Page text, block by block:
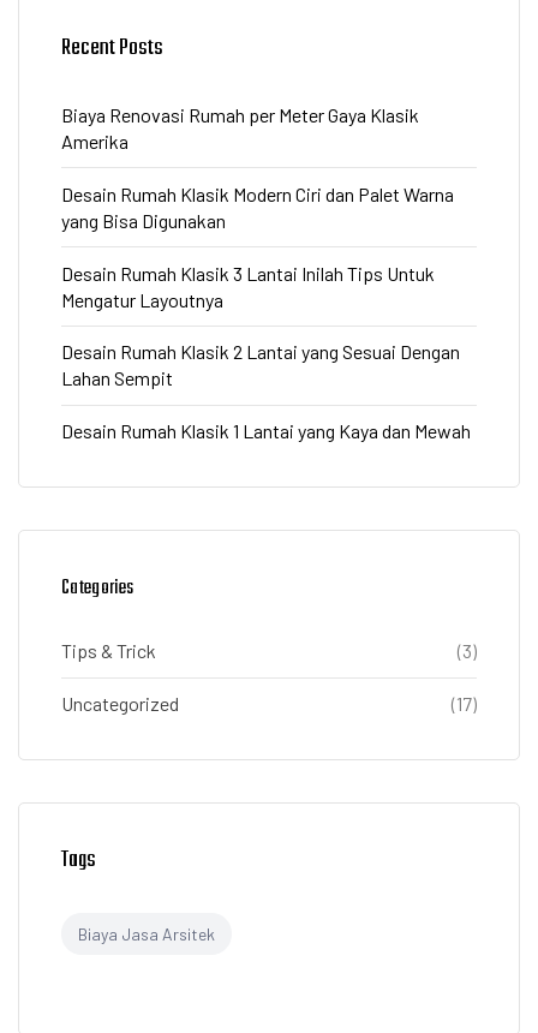
Recent Posts
Biaya Renovasi Rumah per Meter Gaya Klasik
Amerika
Desain Rumah Klasik Modern Ciri dan Palet Warna
yang Bisa Digunakan
Desain Rumah Klasik 3 Lantai Inilah Tips Untuk
Mengatur Layoutnya
Desain Rumah Klasik 2 Lantai yang Sesuai Dengan
Lahan Sempit
Desain Rumah Klasik 1 Lantai yang Kaya dan Mewah
Categories
Tips & Trick (3)
Uncategorized (17)
Tags
Biaya Jasa Arsitek